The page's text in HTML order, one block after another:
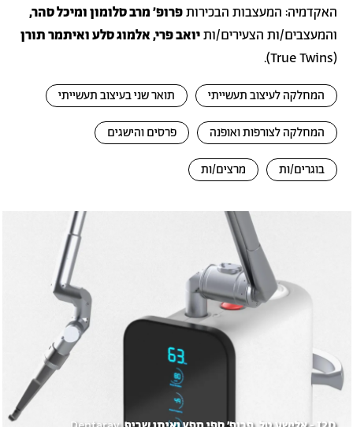
האקדמיה: המעצבות הבכירותפרופ׳ מרב סלומון ומיכל סהר,
והמעצבים/ות הצעירים/ותיואב פרי, אלמוג סלע ואיתמר תורן
(True Twins).
המחלקה לעיצוב תעשייתי תואר שני בעיצוב תעשייתי
המחלקה לצורפות ואופנה פרסים והישגים
בוגרים/ות מרצים/ות
גלריית
תמונות